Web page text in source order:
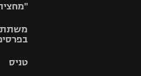
טניס